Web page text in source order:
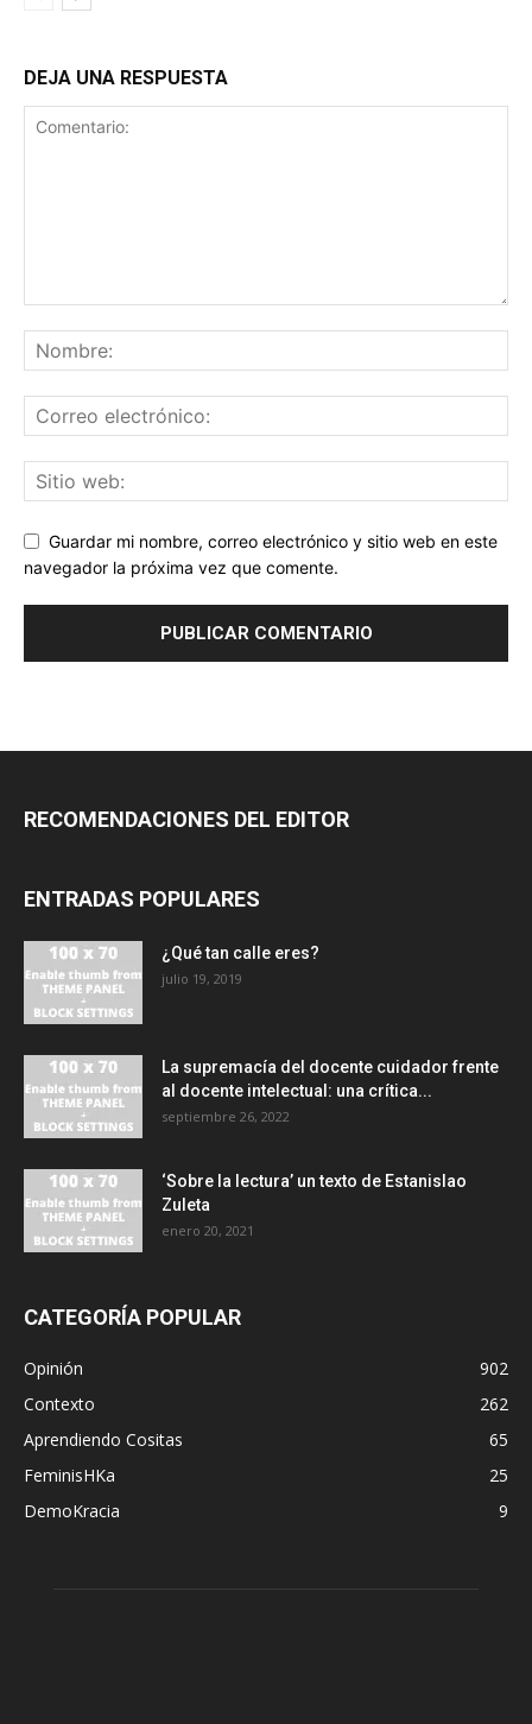
DEJA UNA RESPUESTA
Guardar mi nombre, correo electrónico y sitio web en este
navegador la próxima vez que comente.
RECOMENDACIONES DEL EDITOR
ENTRADAS POPULARES
¿Qué tan calle eres?
julio 19, 2019
La supremacía del docente cuidador frente
al docente intelectual: una crítica...
septiembre 26, 2022
‘Sobre la lectura’ un texto de Estanislao
Zuleta
enero 20, 2021
CATEGORÍA POPULAR
Opinión
902
Contexto
262
Aprendiendo Cositas
65
FeminisHKa
25
DemoKracia
9